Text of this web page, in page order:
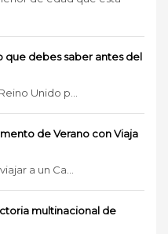
que debes saber antes del
Unido p...
de Verano con Viaja
a un Ca...
multinacional de